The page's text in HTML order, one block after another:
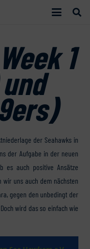
1
der Seahawks in
der Aufgabe in der neuen
es auch positive Ansätze
wir uns auch dem nächsten
gegen den unbedingt der
wird das so einfach wie